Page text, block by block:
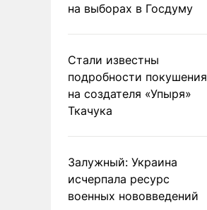
на выборах в Госдуму
Стали известны
подробности покушения
на создателя «Упыря»
Ткачука
Залужный: Украина
исчерпала ресурс
военных нововведений